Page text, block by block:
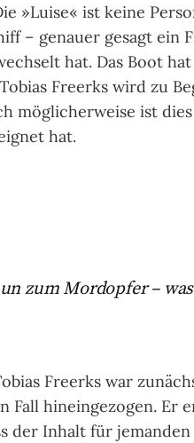
»Luise« ist keine
– genauer gesagt ein
hat. Das Boot
Freerks wird zu
möglicherweise ist
hat.
zum Mordopfer –
Freerks war
Fall hineingezogen. Er
der Inhalt für